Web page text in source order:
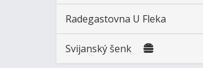
Radegastovna U Fleka
Svijanský šenk